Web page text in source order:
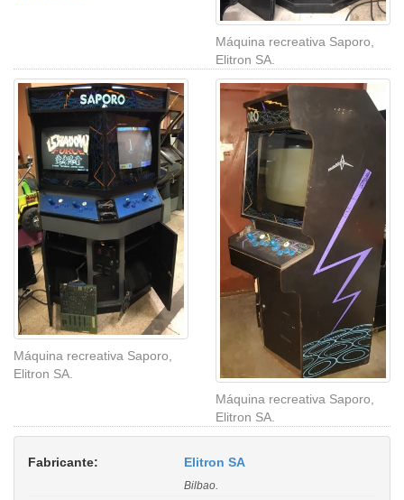
Máquina recreativa Saporo,
Elitron SA.
Máquina recreativa Saporo,
Elitron SA.
Máquina recreativa Saporo,
Elitron SA.
Fabricante: Elitron SA
Bilbao.